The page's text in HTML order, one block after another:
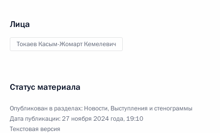
Лица
Токаев Касым-Жомарт Кемелевич
Статус материала
Опубликован в разделах: Новости, Выступления и стенограммы
Дата публикации:27 ноября 2024 года, 19:10
Текстовая версия